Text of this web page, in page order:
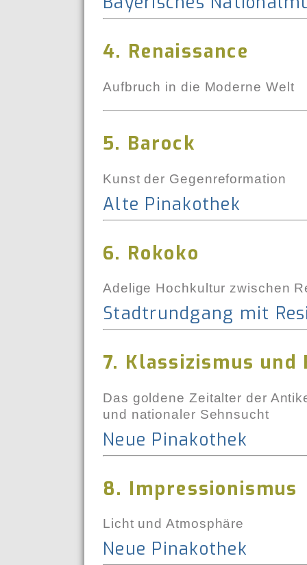
4. Renaissance
Aufbruch in die Moderne Welt
5. Barock
Kunst der Gegenreformation
Alte Pinakothek
6. Rokoko
Adelige Hochkultur zwischen
Stadtrundgang mit
7. Klassizismus und
Das goldene Zeitalter der
und nationaler Sehnsucht
Neue Pinakothek
8. Impressionismus
Licht und Atmosphäre
Neue Pinakothek